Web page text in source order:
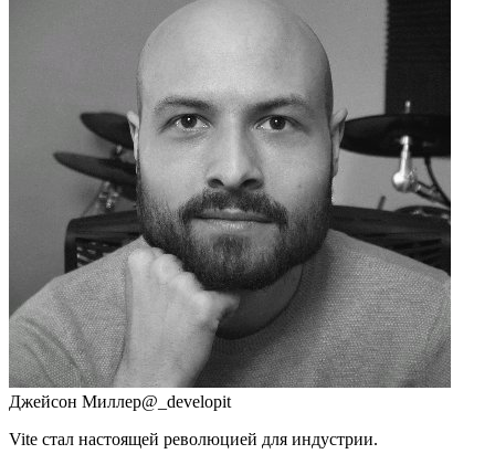
Джейсон Миллер@_developit
Vite стал настоящей революцией для индустрии.